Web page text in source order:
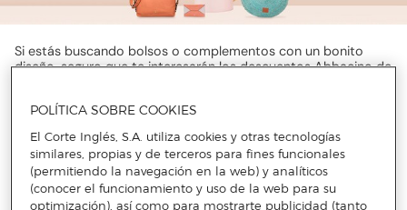
Si estás buscando bolsos o complementos con un bonito
diseño, seguro que te interesarán los descuentos Abbacino de
cada una de sus piezas con el mayor mimo, siendo un ejemplo
de ello los bolsos de rafia, los cuales son trenzados
manualmente.
Abbacino también se compromete con el medioambiente,
pues tiene piezas como mascarillas, botellas o bolsos que se
fabrican con materiales sostenibles o reciclados. Esta marca
POLÍTICA SOBRE COOKIES
El Corte Inglés, S.A. utiliza cookies y otras tecnologías
similares, propias y de terceros para fines funcionales
(permitiendo la navegación en la web) y analíticos
(conocer el funcionamiento y uso de la web para su
optimización), así como para mostrarte publicidad (tanto